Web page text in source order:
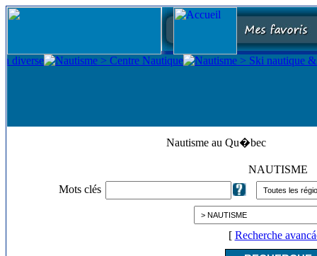
Nautisme au Qu�bec
NAUTISME
Mots clés
[ Recherche